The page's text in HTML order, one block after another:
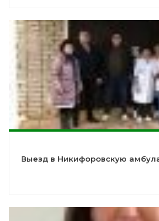
Выезд в Никифоровскую